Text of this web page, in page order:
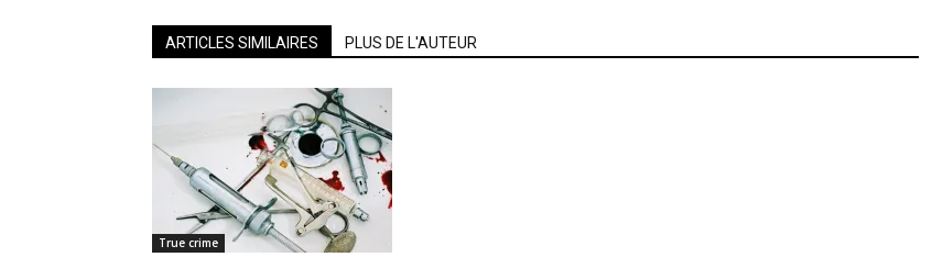
ARTICLES SIMILAIRES PLUS DE L'AUTEUR
True crime